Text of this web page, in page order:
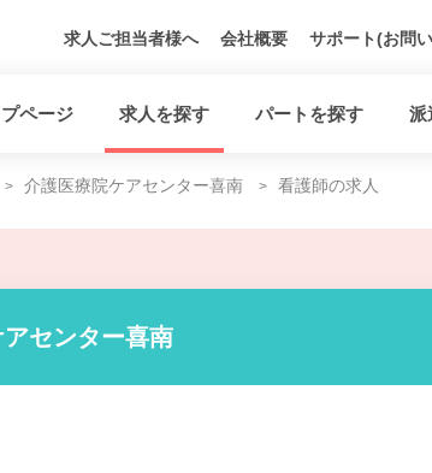
求人ご担当者様へ 会社概要 サポート(お問
プページ 求人を探す パートを探す 派
介護医療院ケアセンター喜南 看護師の求人
センター喜南